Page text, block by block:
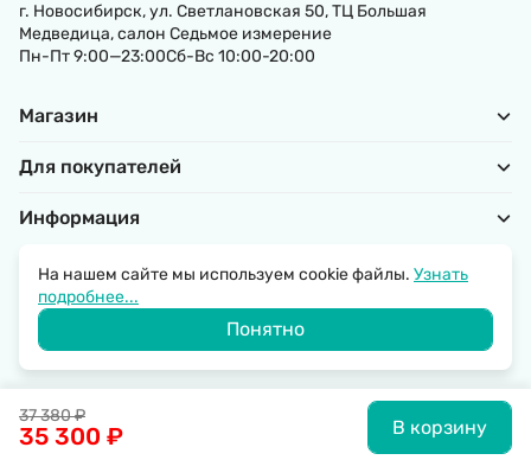
37 380₽
35 300 ₽ В корзину
г. Новосибирск, ул. Светлановская 50, ТЦ Большая
Медведица, салон Седьмое измерение
Пн-Пт 9:00—23:00Сб-Вс 10:00-20:00
Магазин
Для покупателей
Информация
© 2026 SantechRussia.
Политика обработки персональных данных
На нашем сайте мы используем cookie файлы. Узнать
подробнее...
Понятно